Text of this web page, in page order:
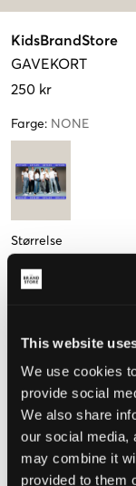
This website
We use cookies
provide social
We also share
our social media,
may combine it
provided to them
KidsBrandStore
GAVEKORT
250 kr
Farge: NONE
Størrelse
250 NOK
1500 NOK
Opplevd størrelse
Liten